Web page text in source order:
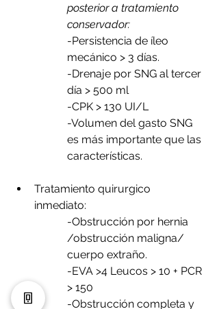
posterior a tratamiento
conservador:
-Persistencia de íleo
mecánico > 3 días.
-Drenaje por SNG al tercer
día > 500 ml
-CPK > 130 UI/L
-Volumen del gasto SNG
es más importante que las
características.
Tratamiento quirurgico
inmediato:
-Obstrucción por hernia
/obstrucción maligna/
cuerpo extraño.
-EVA >4 Leucos > 10 + PCR
> 150
-Obstrucción completa y